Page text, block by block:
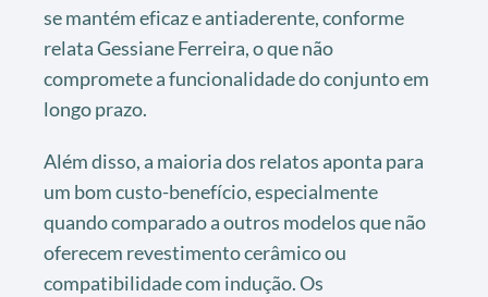
se mantém eficaz e antiaderente, conforme
relata Gessiane Ferreira, o que não
compromete a funcionalidade do conjunto em
longo prazo.
Além disso, a maioria dos relatos aponta para
um bom custo-benefício, especialmente
quando comparado a outros modelos que não
oferecem revestimento cerâmico ou
compatibilidade com indução. Os